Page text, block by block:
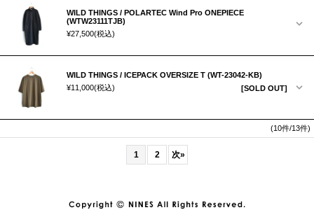
WILD THINGS / POLARTEC Wind Pro ONEPIECE
(WTW23111TJB)
¥27,500(税込)
WILD THINGS / ICEPACK OVERSIZE T (WT-23042-KB)
¥11,000(税込) [SOLD OUT]
(10件/13件)
1 2 次»